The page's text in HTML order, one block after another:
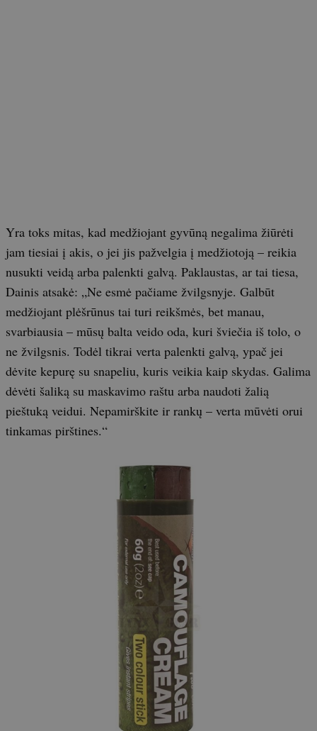
Yra toks mitas, kad medžiojant gyvūną negalima žiūrėti
jam tiesiai į akis, o jei jis pažvelgia į medžiotoją – reikia
nusukti veidą arba palenkti galvą. Paklaustas, ar tai tiesa,
Dainis atsakė: „Ne esmė pačiame žvilgsnyje. Galbūt
medžiojant plėšrūnus tai turi reikšmės, bet manau,
svarbiausia – mūsų balta veido oda, kuri šviečia iš tolo, o
ne žvilgsnis. Todėl tikrai verta palenkti galvą, ypač jei
dėvite kepurę su snapeliu, kuris veikia kaip skydas. Galima
dėvėti šaliką su maskavimo raštu arba naudoti žalią
pieštuką veidui. Nepamirškite ir rankų – verta mūvėti orui
tinkamas pirštines.“